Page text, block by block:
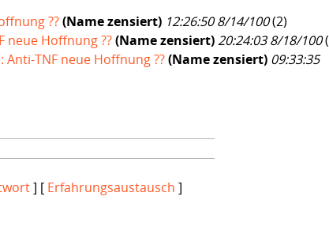
??(Name zensiert) 12:26:50 8/14/100(2)
neue Hoffnung ??(Name zensiert)20:24:03 8/18/100(
Anti-TNF neue Hoffnung ??(Name zensiert) 09:33:35
] [ Erfahrungsaustausch ]